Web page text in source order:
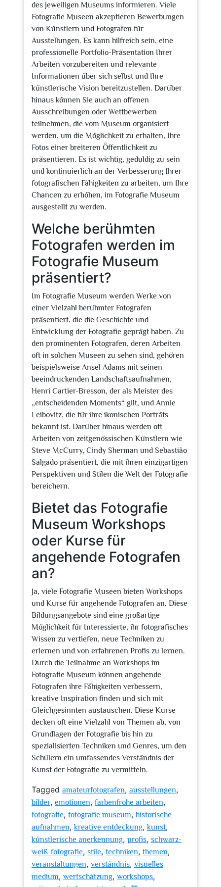
des jeweiligen Museums informieren. Viele
Fotografie Museen akzeptieren Bewerbungen
von Künstlern und Fotografen für
Ausstellungen. Es kann hilfreich sein, eine
professionelle Portfolio-Präsentation Ihrer
Arbeiten vorzubereiten und relevante
Informationen über sich selbst und Ihre
künstlerische Vision bereitzustellen. Darüber
hinaus können Sie auch an offenen
Ausschreibungen oder Wettbewerben
teilnehmen, die vom Museum organisiert
werden, um die Möglichkeit zu erhalten, Ihre
Fotos einer breiteren Öffentlichkeit zu
präsentieren. Es ist wichtig, geduldig zu sein
und kontinuierlich an der Verbesserung Ihrer
fotografischen Fähigkeiten zu arbeiten, um Ihre
Chancen zu erhöhen, im Fotografie Museum
ausgestellt zu werden.
Welche berühmten
Fotografen werden im
Fotografie Museum
präsentiert?
Im Fotografie Museum werden Werke von
einer Vielzahl berühmter Fotografen
präsentiert, die die Geschichte und
Entwicklung der Fotografie geprägt haben. Zu
den prominenten Fotografen, deren Arbeiten
oft in solchen Museen zu sehen sind, gehören
beispielsweise Ansel Adams mit seinen
beeindruckenden Landschaftsaufnahmen,
Henri Cartier-Bresson, der als Meister des
„entscheidenden Moments“ gilt, und Annie
Leibovitz, die für ihre ikonischen Porträts
bekannt ist. Darüber hinaus werden oft
Arbeiten von zeitgenössischen Künstlern wie
Steve McCurry, Cindy Sherman und Sebastião
Salgado präsentiert, die mit ihren einzigartigen
Perspektiven und Stilen die Welt der Fotografie
bereichern.
Bietet das Fotografie
Museum Workshops
oder Kurse für
angehende Fotografen
an?
Ja, viele Fotografie Museen bieten Workshops
und Kurse für angehende Fotografen an. Diese
Bildungsangebote sind eine großartige
Möglichkeit für Interessierte, ihr fotografisches
Wissen zu vertiefen, neue Techniken zu
erlernen und von erfahrenen Profis zu lernen.
Durch die Teilnahme an Workshops im
Fotografie Museum können angehende
Fotografen ihre Fähigkeiten verbessern,
kreative Inspiration finden und sich mit
Gleichgesinnten austauschen. Diese Kurse
decken oft eine Vielzahl von Themen ab, von
Grundlagen der Fotografie bis hin zu
spezialisierten Techniken und Genres, um den
Schülern ein umfassendes Verständnis der
Kunst der Fotografie zu vermitteln.
Tagged amateurfotografen, ausstellungen,
bilder, emotionen, farbenfrohe arbeiten,
fotografie, fotografie museum,historische
aufnahmen,kreative entdeckung,kunst,
künstlerische anerkennung, profis, schwarz-
weiß-fotografie, stile, techniken, themen,
veranstaltungen, verständnis, visuelles
medium, wertschätzung, workshops,